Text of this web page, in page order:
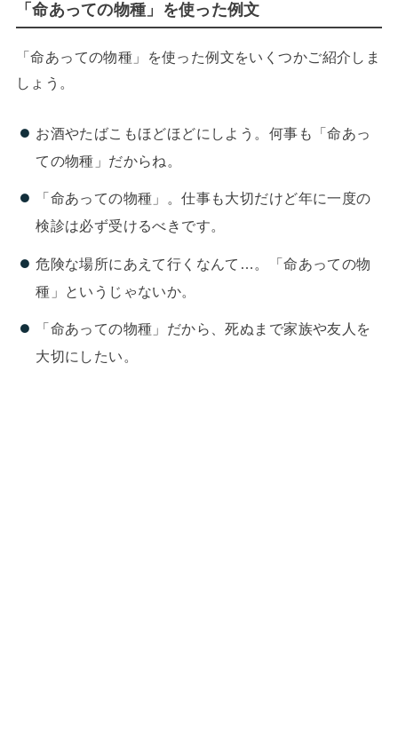
「命あっての物種」を使った例文
「命あっての物種」を使った例文をいくつかご紹介しま
しょう。
お酒やたばこもほどほどにしよう。何事も「命あっ
ての物種」だからね。
「命あっての物種」。仕事も大切だけど年に一度の
検診は必ず受けるべきです。
危険な場所にあえて行くなんて…。「命あっての物
種」というじゃないか。
「命あっての物種」だから、死ぬまで家族や友人を
大切にしたい。